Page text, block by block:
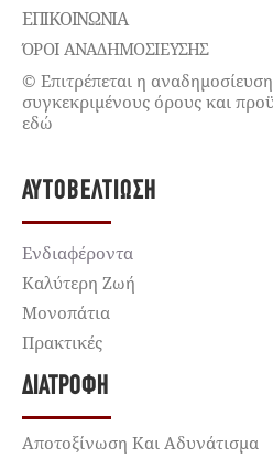
ΕΠΙΚΟΙΝΩΝΊΑ
ΌΡΟΙ ΑΝΑΔΗΜΟΣΙΕΥΣΗΣ
© Επιτρέπεται η
συγκεκριμένους όρους και
εδώ
ΑΥΤΟΒΕΛΤΊΩΣΗ
Ενδιαφέροντα
Καλύτερη Ζωή
Μονοπάτια
Πρακτικές
ΔΙΑΤΡΟΦΉ
Αποτοξίνωση Και Αδυνάτισμα